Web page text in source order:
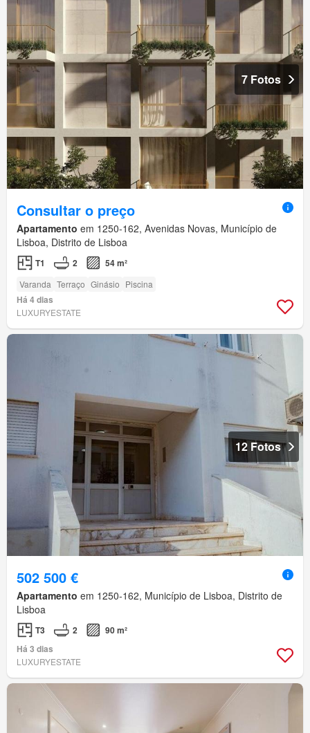
7 Fotos
Consultar o preço
Apartamento em 1250-162, Avenidas Novas, Município de
Lisboa, Distrito de Lisboa
T1 2 54 m²
Varanda Terraço Ginásio Piscina
Há 4 dias
LUXURYESTATE
12 Fotos
502 500 €
Apartamento em 1250-162, Município de Lisboa, Distrito de
Lisboa
T3 2
90 m²
Há 3 dias
LUXURYESTATE